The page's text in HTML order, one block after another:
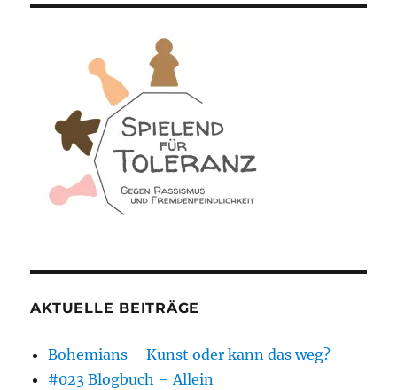
AKTUELLE BEITRÄGE
Bohemians – Kunst oder kann das weg?
#023 Blogbuch – Allein